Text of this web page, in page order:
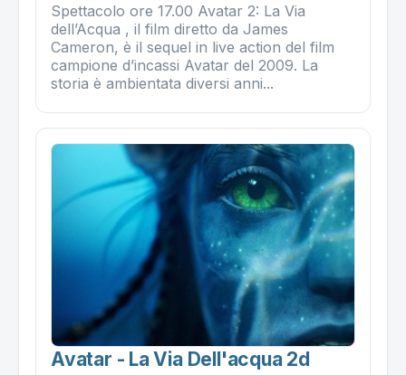
Spettacolo ore 17.00 Avatar 2: La Via
dell’Acqua , il film diretto da James
Cameron, è il sequel in live action del film
campione d’incassi Avatar del 2009. La
storia è ambientata diversi anni...
Avatar - La Via Dell'acqua 2d